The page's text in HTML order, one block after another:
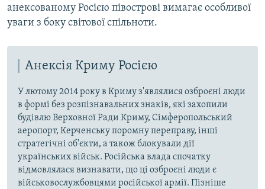
анексованому Росією півострові вимагає особливої
уваги з боку світової спільноти.
Анексія Криму Росією
У лютому 2014 року в Криму з'являлися озброєні люди
в формі без розпізнавальних знаків, які захопили
будівлю Верховної Ради Криму, Сімферопольський
аеропорт, Керченську поромну переправу, інші
стратегічні об'єкти, а також блокували дії
українських військ. Російська влада спочатку
відмовлялася визнавати, що ці озброєні люди є
військовослужбовцями російської армії. Пізніше